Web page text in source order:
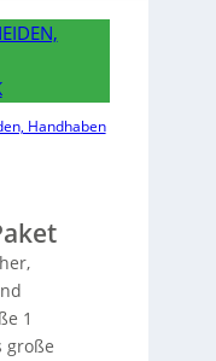
Handhaben
1
große